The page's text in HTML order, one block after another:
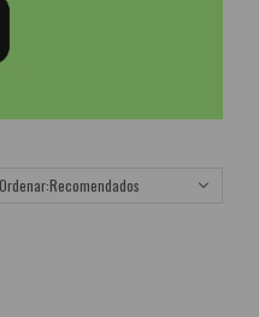
Recomendados